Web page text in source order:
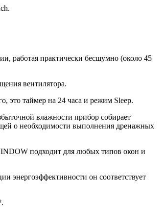
работая практически бесшумно (около 45
вентилятора.
это таймер на 24 часа и режим Sleep.
влажности прибор собирает
о необходимости выполнения дренажных
подходит для любых типов окон и
энергоэффективности он соответствует